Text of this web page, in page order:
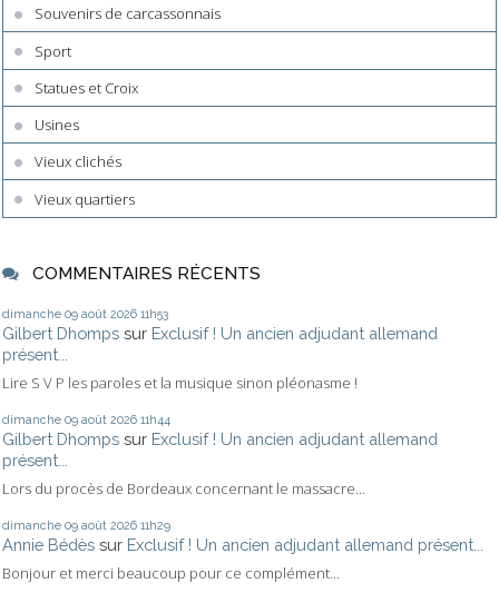
Souvenirs de carcassonnais
Sport
Statues et Croix
Usines
Vieux clichés
Vieux quartiers
COMMENTAIRES RÉCENTS
dimanche 09 août 2026 11h53
Gilbert Dhomps sur Exclusif ! Un ancien adjudant allemand
présent...
Lire S V P les paroles et la musique sinon pléonasme !
dimanche 09 août 2026 11h44
Gilbert Dhomps sur Exclusif ! Un ancien adjudant allemand
présent...
Lors du procès de Bordeaux concernant le massacre...
dimanche 09 août 2026 11h29
Annie Bédès sur Exclusif ! Un ancien adjudant allemand présent...
Bonjour et merci beaucoup pour ce complément...